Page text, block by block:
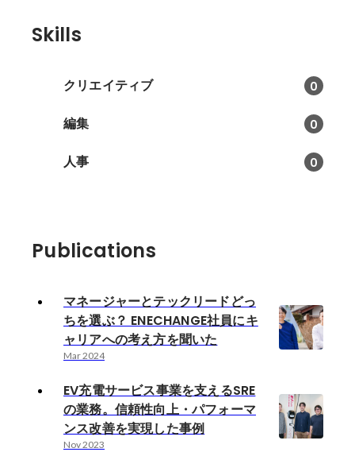
Skills
クリエイティブ 0
編集 0
人事 0
Publications
マネージャーとテックリードどっ
ちを選ぶ？ ENECHANGE社員にキ
ャリアへの考え方を聞いた
Mar 2024
EV充電サービス事業を支えるSRE
の業務。信頼性向上・パフォーマ
ンス改善を実現した事例
Nov 2023